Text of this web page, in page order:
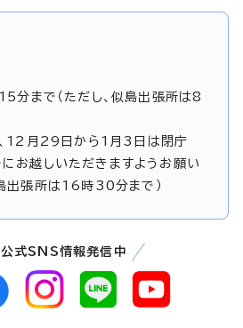
まで（ただし、似島出張所は8
、12月29日から1月3日は閉庁
お越しいただきますようお願い
島出張所は16時30分まで）
式SNS情報発信中